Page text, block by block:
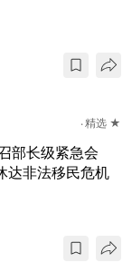
精选 ★
部长级紧急会
非法移民危机